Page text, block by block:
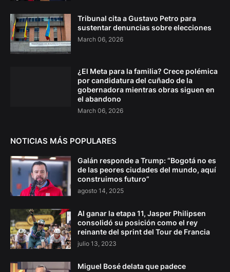
Tribunal cita a Gustavo Petro para
sustentar denuncias sobre elecciones
March 06, 2026
¿El Meta para la familia? Crece polémica
por candidatura del cuñado de la
gobernadora mientras obras siguen en
el abandono
March 06, 2026
NOTICIAS MÁS POPULARES
Galán responde a Trump: “Bogotá no es
de las peores ciudades del mundo, aquí
construimos futuro”
agosto 14, 2025
Al ganar la etapa 11, Jasper Philipsen
consolidó su posición como el rey
reinante del sprint del Tour de Francia
julio 13, 2023
Miguel Bosé delata que padece